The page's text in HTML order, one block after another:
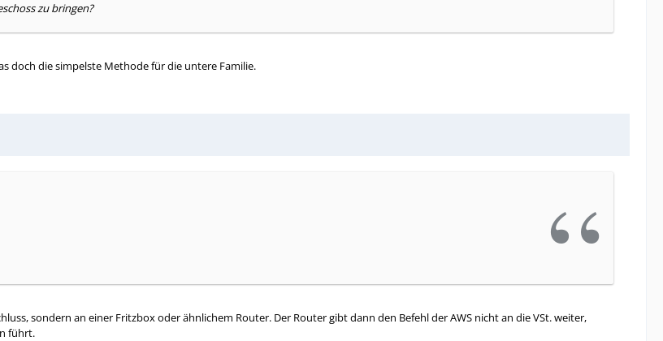
zu bringen?
doch die simpelste Methode für die untere Familie.
sondern an einer Fritzbox oder ähnlichem Router. Der Router gibt dann den Befehl der AWS nicht an die VSt. weiter,
führt.